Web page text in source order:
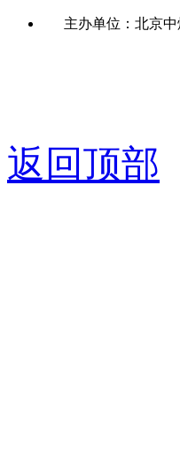
主办单位：北京
返回顶部